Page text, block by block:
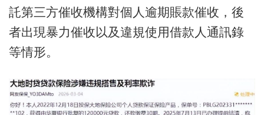
託第三方催收機構對個人逾期賬款催收，後
者出現暴力催收以及違規使用借款人通訊錄
等情形。